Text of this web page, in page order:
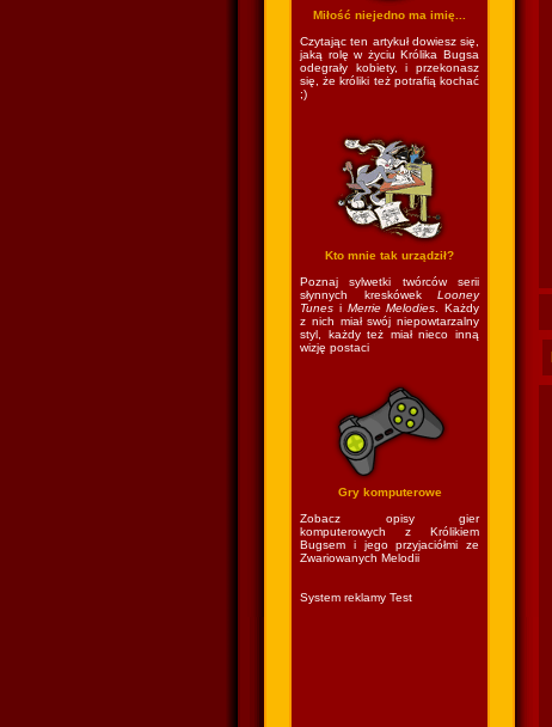
Miłość niejedno ma imię...
Czytając ten artykuł dowiesz się,
jaką rolę w życiu Królika Bugsa
odegrały kobiety, i przekonasz
się, że króliki też potrafią kochać
;)
Kto mnie tak urządził?
Poznaj sylwetki twórców serii
słynnych kreskówek Looney
Tunes i Merrie Melodies . Każdy
z nich miał swój niepowtarzalny
styl, każdy też miał nieco inną
wizję postaci
Gry komputerowe
Zobacz opisy gier
komputerowych z Królikiem
Bugsem i jego przyjaciółmi ze
Zwariowanych Melodii
System reklamy Test